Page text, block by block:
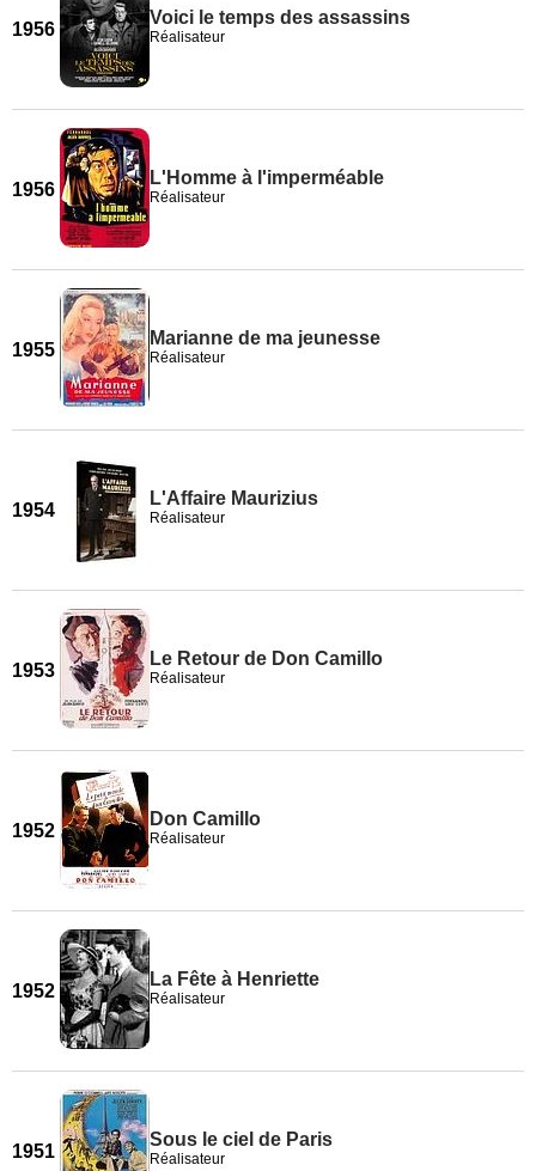
1956
Voici le temps des assassins
Réalisateur
1956
L'Homme à l'imperméable
Réalisateur
1955
Marianne de ma jeunesse
Réalisateur
1954
L'Affaire Maurizius
Réalisateur
1953
Le Retour de Don Camillo
Réalisateur
1952
Don Camillo
Réalisateur
1952
La Fête à Henriette
Réalisateur
1951
Sous le ciel de Paris
Réalisateur